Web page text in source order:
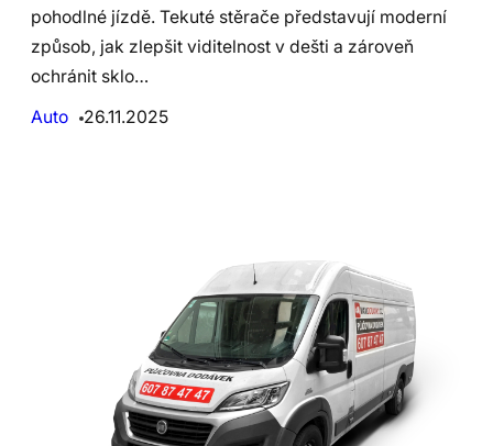
pohodlné jízdě. Tekuté stěrače představují moderní
způsob, jak zlepšit viditelnost v dešti a zároveň
ochránit sklo…
Auto
26.11.2025